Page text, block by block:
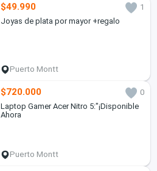
$49.990
1
Joyas de plata por mayor +regalo
Puerto Montt
$720.000
0
Laptop Gamer Acer Nitro 5:"¡Disponible
Ahora
Puerto Montt